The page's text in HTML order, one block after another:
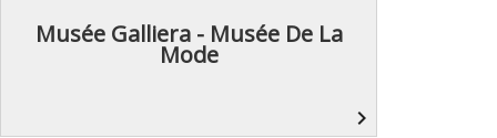
Musée Galliera - Musée De La
Mode
navigate_next